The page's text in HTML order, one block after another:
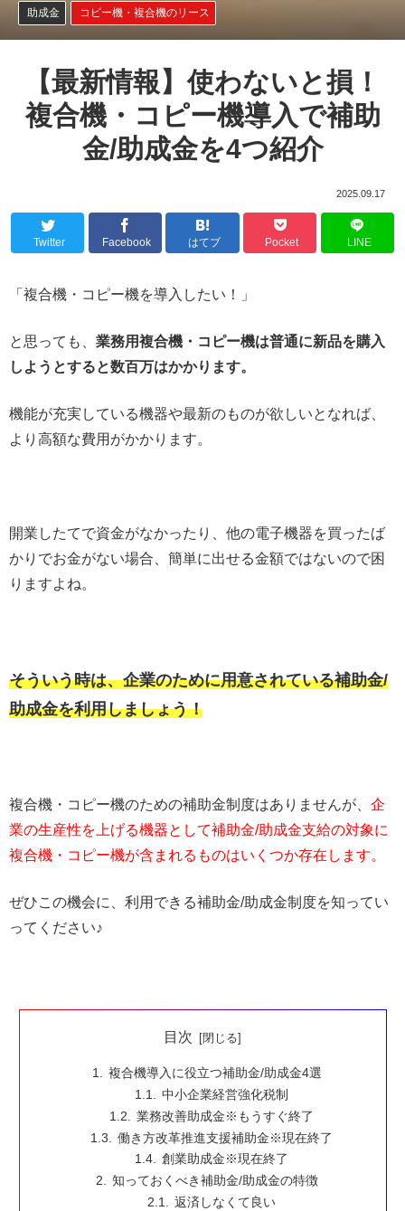
助成金 コピー機・複合機のリース
【最新情報】使わないと損！
複合機・コピー機導入で補助
金/助成金を4つ紹介
2025.09.17
Twitter Facebook はてブ Pocket LINE
「複合機・コピー機を導入したい！」
と思っても、 業務用複合機・コピー機は普通に新品を購入
しようとすると数百万はかかります。
機能が充実している機器や最新のものが欲しいとなれば、
より高額な費用がかかります。
開業したてで資金がなかったり、他の電子機器を買ったば
かりでお金がない場合、簡単に出せる金額ではないので困
りますよね。
そういう時は、企業のために用意されている補助金/
助成金を利用しましょう！
複合機・コピー機のための補助金制度はありませんが、 企
業の生産性を上げる機器として補助金/助成金支給の対象に
複合機・コピー機が含まれるものはいくつか存在します。
ぜひこの機会に、利用できる補助金/助成金制度を知ってい
ってください♪
目次
複合機導入に役立つ補助金/助成金4選
中小企業経営強化税制
業務改善助成金※もうすぐ終了
働き方改革推進支援補助金※現在終了
創業助成金※現在終了
知っておくべき補助金/助成金の特徴
返済しなくて良い